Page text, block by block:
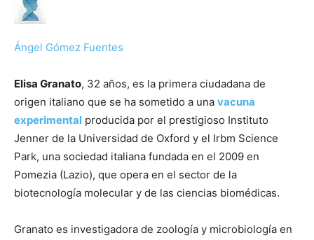
Ángel Gómez Fuentes
Elisa Granato, 32 años, es la primera ciudadana de
origen italiano que se ha sometido a una vacuna
experimental producida por el prestigioso Instituto
Jenner de la Universidad de Oxford y el Irbm Science
Park, una sociedad italiana fundada en el 2009 en
Pomezia (Lazio), que opera en el sector de la
biotecnología molecular y de las ciencias biomédicas.
Granato es investigadora de zoología y microbiología en